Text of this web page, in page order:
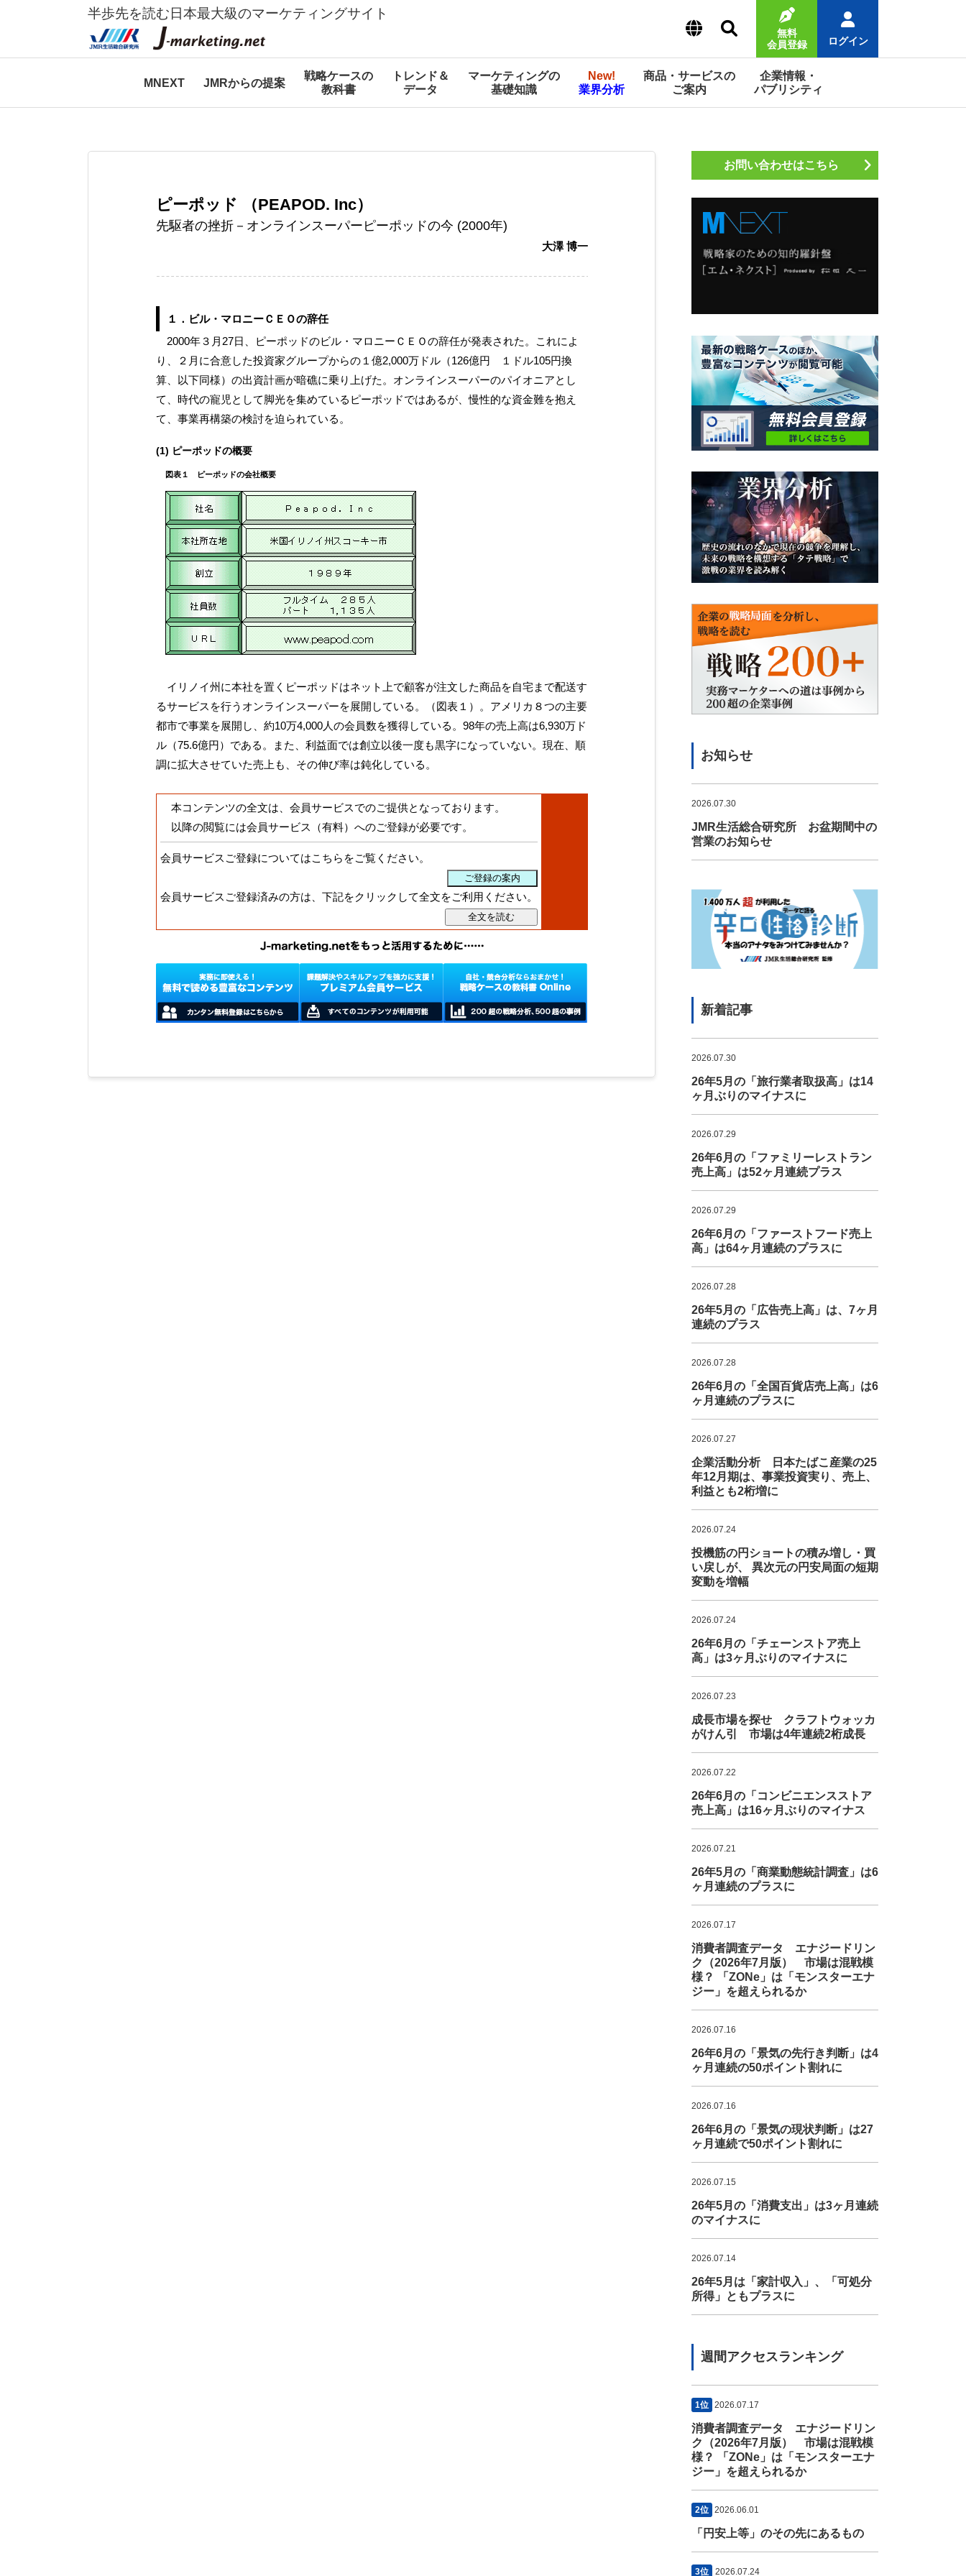
半歩先を読む日本最大級のマーケティングサイト
無料
会員登録
ログイン
MNEXT JMRからの提案
戦略ケースの
教科書
トレンド＆
データ
マーケティングの
基礎知識
New!
業界分析
商品・サービスの
ご案内
企業情報・
パブリシティ
ピーポッド （PEAPOD. Inc）
先駆者の挫折－オンラインスーパーピーポッドの今 (2000年)
大澤 博一
１．ビル・マロニーＣＥＯの辞任
2000年３月27日、ピーポッドのビル・マロニーＣＥＯの辞任が発表された。これによ
り、２月に合意した投資家グループからの１億2,000万ドル（126億円 １ドル105円換
算、以下同様）の出資計画が暗礁に乗り上げた。オンラインスーパーのパイオニアとし
て、時代の寵児として脚光を集めているピーポッドではあるが、慢性的な資金難を抱え
て、事業再構築の検討を迫られている。
(1) ピーポッドの概要
図表１ ピーポッドの会社概要
イリノイ州に本社を置くピーポッドはネット上で顧客が注文した商品を自宅まで配送す
るサービスを行うオンラインスーパーを展開している。（図表１）。アメリカ８つの主要
都市で事業を展開し、約10万4,000人の会員数を獲得している。98年の売上高は6,930万ド
ル（75.6億円）である。また、利益面では創立以後一度も黒字になっていない。現在、順
調に拡大させていた売上も、その伸び率は鈍化している。
本コンテンツの全文は、会員サービスでのご提供となっております。
以降の閲覧には会員サービス（有料）へのご登録が必要です。
会員サービスご登録についてはこちらをご覧ください。
会員サービスご登録済みの方は、下記をクリックして全文をご利用ください。
お問い合わせはこちら
お知らせ
2026.07.30
JMR生活総合研究所 お盆期間中の
営業のお知らせ
新着記事
2026.07.30
26年5月の「旅行業者取扱高」は14
ヶ月ぶりのマイナスに
2026.07.29
26年6月の「ファミリーレストラン
売上高」は52ヶ月連続プラス
2026.07.29
26年6月の「ファーストフード売上
高」は64ヶ月連続のプラスに
2026.07.28
26年5月の「広告売上高」は、7ヶ月
連続のプラス
2026.07.28
26年6月の「全国百貨店売上高」は6
ヶ月連続のプラスに
2026.07.27
企業活動分析 日本たばこ産業の25
年12月期は、事業投資実り、売上、
利益とも2桁増に
2026.07.24
投機筋の円ショートの積み増し・買
い戻しが、 異次元の円安局面の短期
変動を増幅
2026.07.24
26年6月の「チェーンストア売上
高」は3ヶ月ぶりのマイナスに
2026.07.23
成長市場を探せ クラフトウォッカ
がけん引 市場は4年連続2桁成長
2026.07.22
26年6月の「コンビニエンスストア
売上高」は16ヶ月ぶりのマイナス
2026.07.21
26年5月の「商業動態統計調査」は6
ヶ月連続のプラスに
2026.07.17
消費者調査データ エナジードリン
ク（2026年7月版） 市場は混戦模
様？ 「ZONe」は「モンスターエナ
ジー」を超えられるか
2026.07.16
26年6月の「景気の先行き判断」は4
ヶ月連続の50ポイント割れに
2026.07.16
26年6月の「景気の現状判断」は27
ヶ月連続で50ポイント割れに
2026.07.15
26年5月の「消費支出」は3ヶ月連続
のマイナスに
2026.07.14
26年5月は「家計収入」、「可処分
所得」ともプラスに
週間アクセスランキング
1位 2026.07.17
消費者調査データ エナジードリン
ク（2026年7月版） 市場は混戦模
様？ 「ZONe」は「モンスターエナ
ジー」を超えられるか
2位 2026.06.01
「円安上等」のその先にあるもの
3位 2026.07.24